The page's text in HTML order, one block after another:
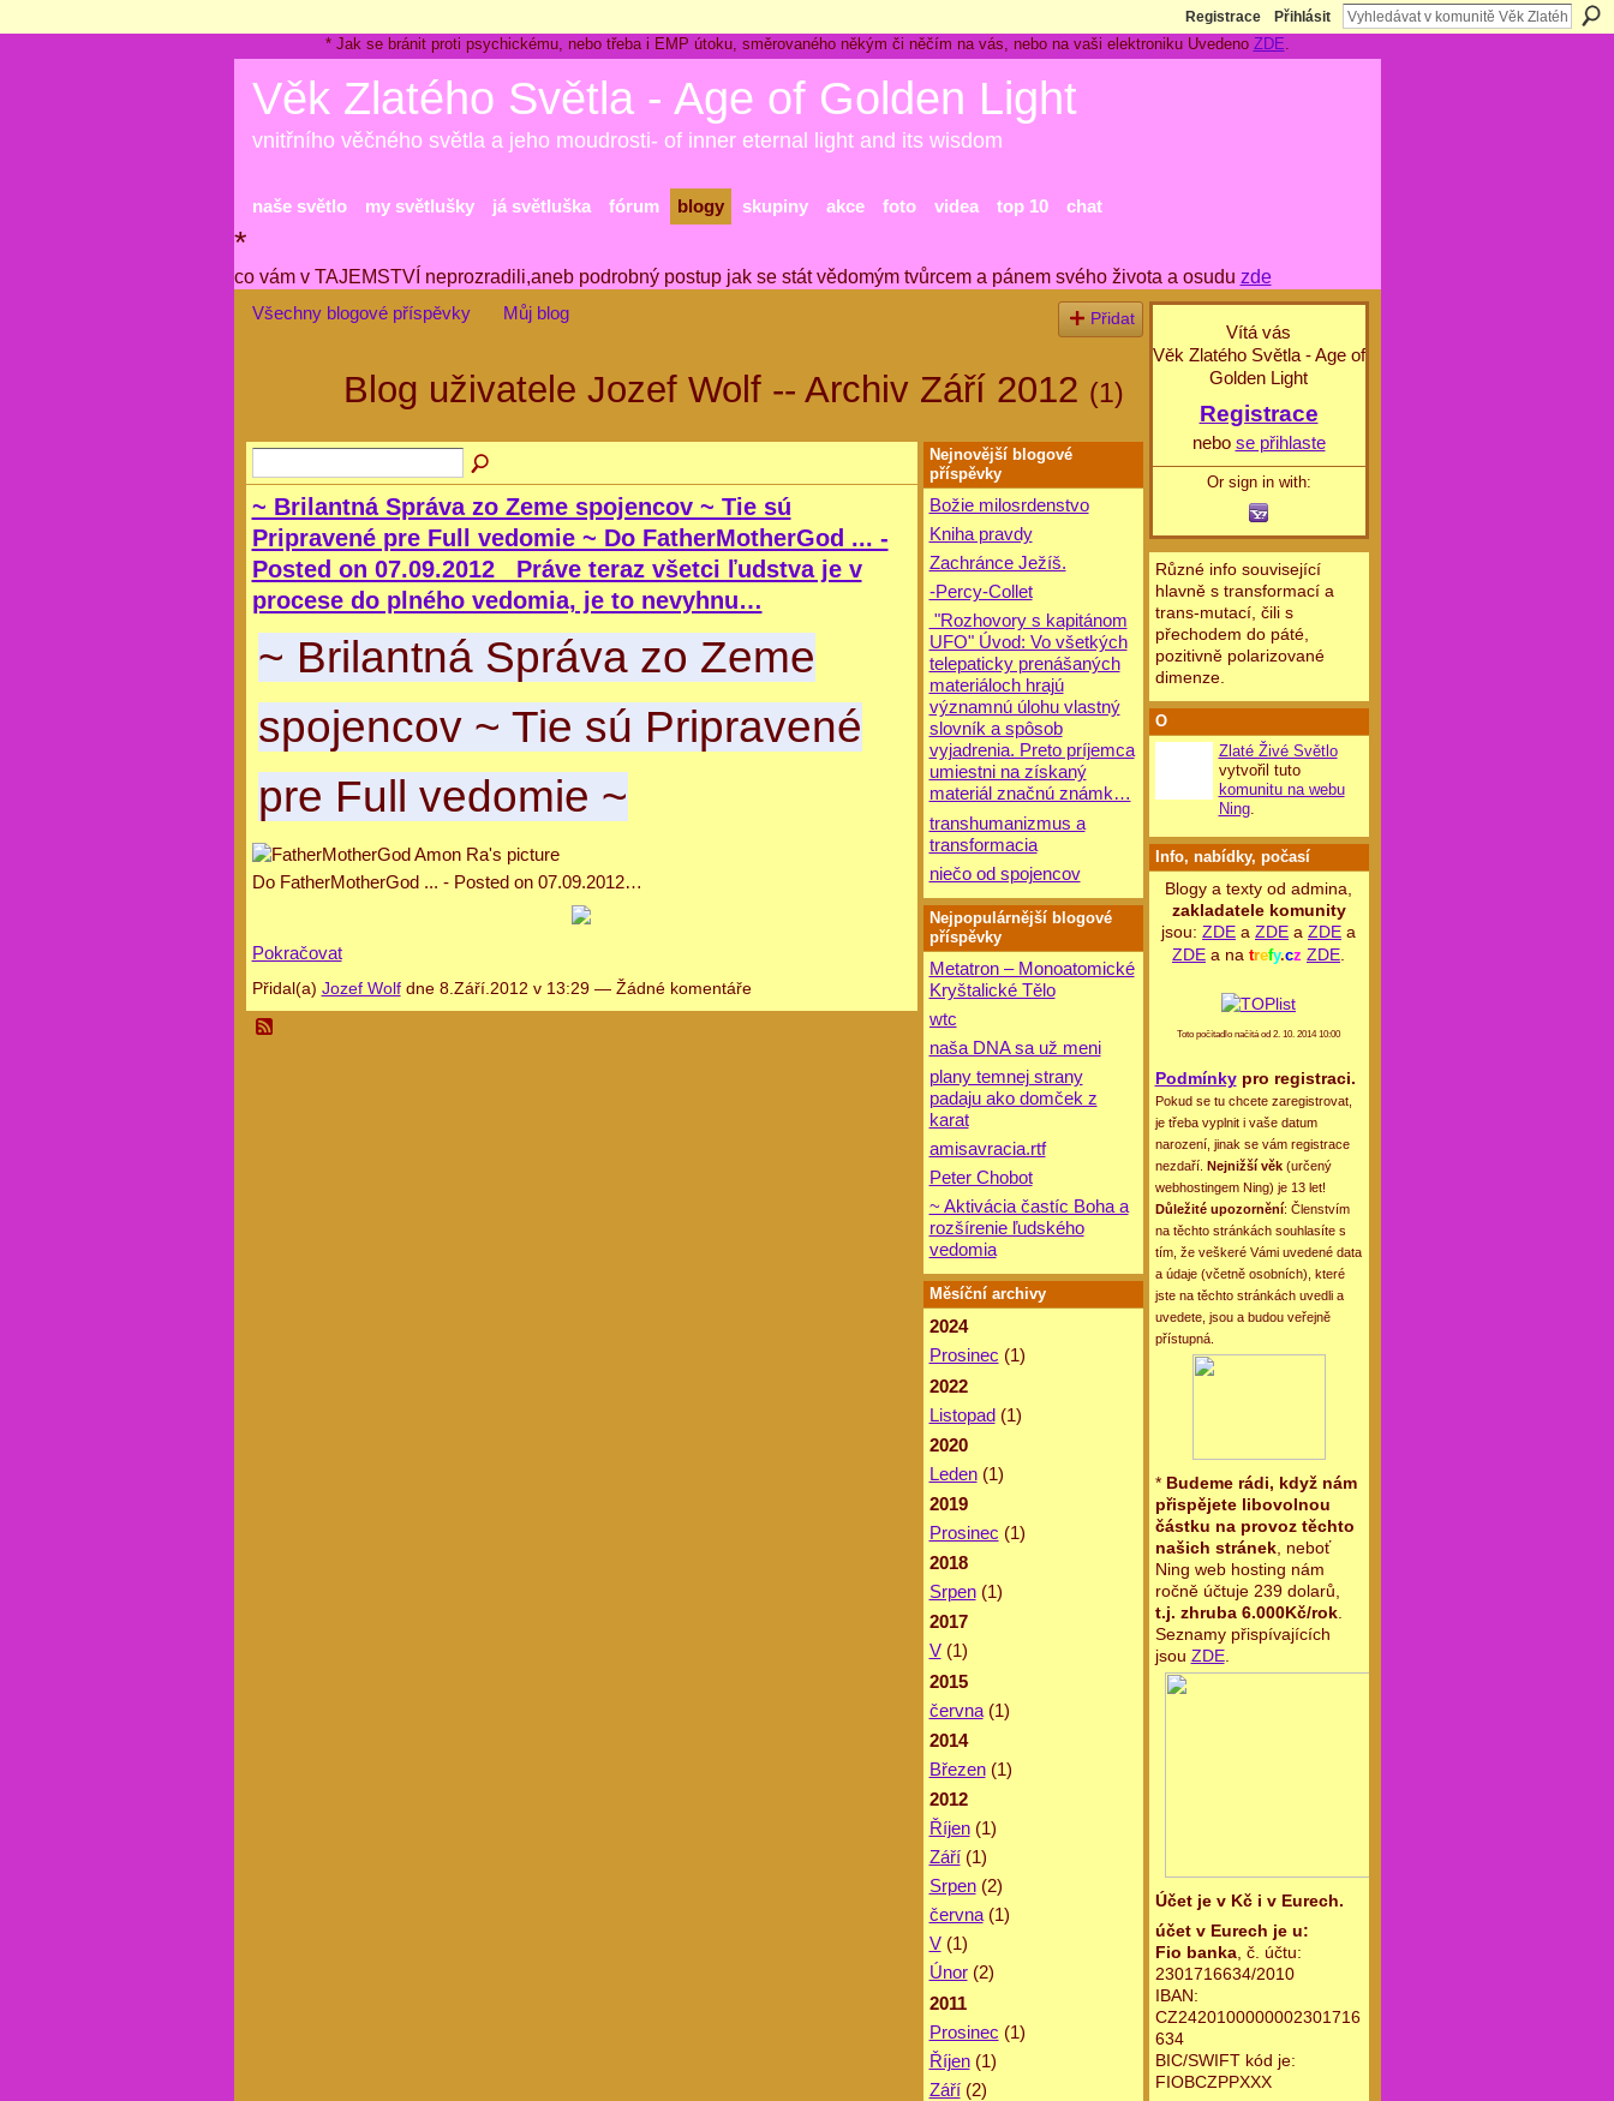
Registrace Přihlásit
* Jak se bránit proti psychickému, nebo třeba i EMP útoku, směrovaného někým či něčím na vás, nebo na vaši elektroniku Uvedeno ZDE.
Věk Zlatého Světla - Age of Golden Light
vnitřního věčného světla a jeho moudrosti- of inner eternal light and its wisdom
naše světlo my světlušky já světluška fórum blogy skupiny akce foto videa top 10 chat
*
co vám v TAJEMSTVÍ neprozradili,aneb podrobný postup jak se stát vědomým tvůrcem a pánem svého života a osudu zde
Všechny blogové příspěvky
Můj blog Přidat
Blog uživatele Jozef Wolf -- Archiv Září 2012 (1)
~ Brilantná Správa zo Zeme spojencov ~ Tie sú
Pripravené pre Full vedomie ~ Do FatherMotherGod ... -
Posted on 07.09.2012 Práve teraz všetci ľudstva je v
procese do plného vedomia, je to nevyhnu…
~ Brilantná Správa zo Zeme
spojencov ~ Tie sú Pripravené
pre Full vedomie ~
Do FatherMotherGod ... - Posted on 07.09.2012…
Pokračovat
Přidal(a) Jozef Wolfdne 8.Září.2012 v 13:29 — Žádné komentáře
Nejnovější blogové
příspěvky
Božie milosrdenstvo
Kniha pravdy
Zachránce Ježíš.
-Percy-Collet
"Rozhovory s kapitánom
UFO" Úvod: Vo všetkých
telepaticky prenášaných
materiáloch hrajú
významnú úlohu vlastný
slovník a spôsob
vyjadrenia. Preto príjemca
umiestni na získaný
materiál značnú známk…
transhumanizmus a
transformacia
niečo od spojencov
Nejpopulárnější blogové
příspěvky
Metatron – Monoatomické
Kryštalické Tělo
wtc
naša DNA sa už meni
plany temnej strany
padaju ako domček z
karat
amisavracia.rtf
Peter Chobot
~ Aktivácia častíc Boha a
rozšírenie ľudského
vedomia
Měsíční archivy
2024
Prosinec (1)
2022
Listopad(1)
2020
Leden(1)
2019
Prosinec (1)
2018
Srpen(1)
2017
V(1)
2015
června(1)
2014
Březen(1)
2012
Říjen(1)
Září(1)
Srpen(2)
června(1)
V(1)
Únor(2)
2011
Prosinec (1)
Říjen(1)
Září(2)
Vítá vás
Věk Zlatého Světla - Age of
Golden Light
Registrace
nebo se přihlaste
Or sign in with:
Různé info související
hlavně s transformací a
trans-mutací, čili s
přechodem do páté,
pozitivně polarizované
dimenze.
O
Zlaté Živé Světlo
vytvořil tuto
komunitu na webu
Ning.
Info, nabídky, počasí
Blogy a texty od admina,
zakladatele komunity
jsou: ZDE a ZDE a ZDE a
ZDE a na trefy.cz ZDE
Toto počítadlo načítá od 2. 10. 2014 10:00
Podmínkypro registraci.
Pokud se tu chcete zaregistrovat,
je třeba vyplnit i vaše datum
narození, jinak se vám registrace
nezdaří. Nejnižší věk(určený
webhostingem Ning) je 13 let!
Důležité upozornění: Členstvím
na těchto stránkách souhlasíte s
tím, že veškeré Vámi uvedené data
a údaje (včetně osobních), které
jste na těchto stránkách uvedli a
uvedete, jsou a budou veřejně
přístupná.
* Budeme rádi, když nám
přispějete libovolnou
částku na provoz těchto
našich stránek, neboť
Ning web hosting nám
ročně účtuje 239 dolarů,
t.j. zhruba 6.000Kč/rok.
Seznamy přispívajících
jsou ZDE.
Účet je v Kč i v Eurech.
účet v Eurech je u:
Fio banka, č. účtu:
2301716634/2010
IBAN:
CZ2420100000002301716
634
BIC/SWIFT kód je:
FIOBCZPPXXX